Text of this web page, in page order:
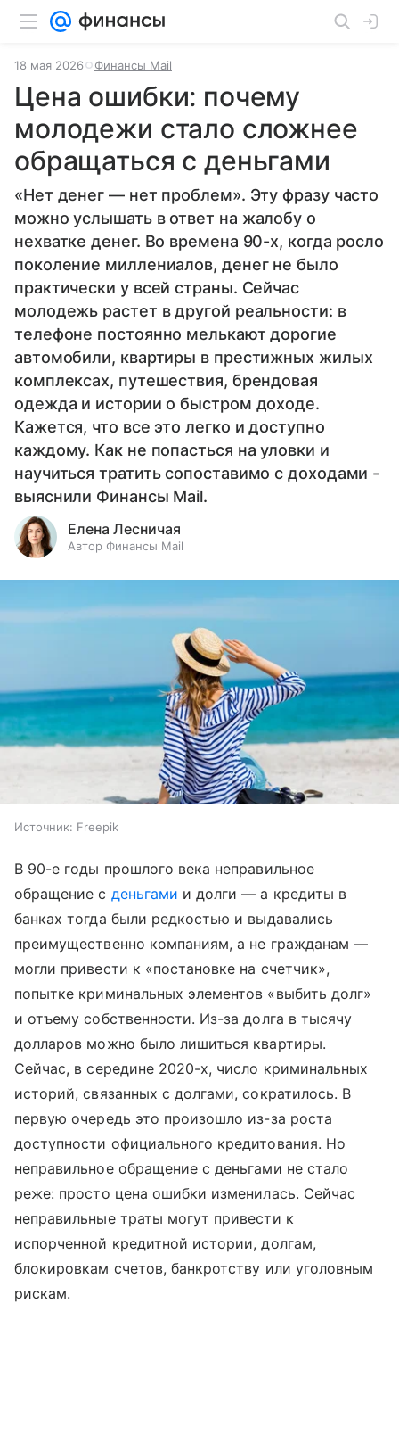
18 мая 2026 Финансы Mail
Цена ошибки: почему
молодежи стало сложнее
обращаться с деньгами
«Нет денег — нет проблем». Эту фразу часто
можно услышать в ответ на жалобу о
нехватке денег. Во времена 90-х, когда росло
поколение миллениалов, денег не было
практически у всей страны. Сейчас
молодежь растет в другой реальности: в
телефоне постоянно мелькают дорогие
автомобили, квартиры в престижных жилых
комплексах, путешествия, брендовая
одежда и истории о быстром доходе.
Кажется, что все это легко и доступно
каждому. Как не попасться на уловки и
научиться тратить сопоставимо с доходами -
выяснили Финансы Mail.
Елена Лесничая
Автор Финансы Mail
Источник: Freepik
В 90-е годы прошлого века неправильное
обращение с деньгами и долги — а кредиты в
банках тогда были редкостью и выдавались
преимущественно компаниям, а не гражданам —
могли привести к «постановке на счетчик»,
попытке криминальных элементов «выбить долг»
и отъему собственности. Из-за долга в тысячу
долларов можно было лишиться квартиры.
Сейчас, в середине 2020-х, число криминальных
историй, связанных с долгами, сократилось. В
первую очередь это произошло из-за роста
доступности официального кредитования. Но
неправильное обращение с деньгами не стало
реже: просто цена ошибки изменилась. Сейчас
неправильные траты могут привести к
испорченной кредитной истории, долгам,
блокировкам счетов, банкротству или уголовным
рискам.